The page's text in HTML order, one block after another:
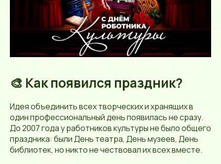
🎨 Как появился праздник?
Идея объединить всех творческих и хранящих в
один профессиональный день появилась не сразу.
До 2007 года у работников культуры не было общего
праздника: были День театра, День музеев, День
библиотек, но никто не чествовал их всех вместе.